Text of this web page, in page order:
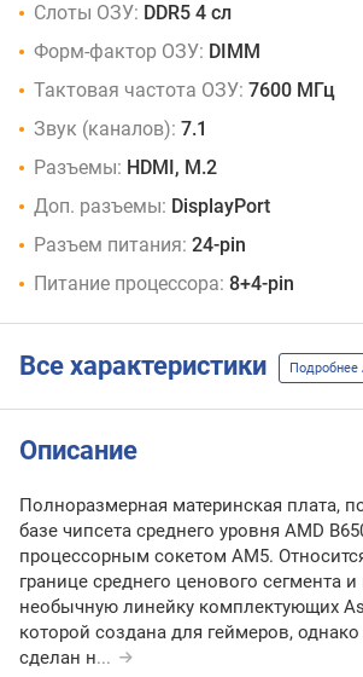
Слоты ОЗУ: DDR5 4 сл
Форм-фактор ОЗУ: DIMM
Тактовая частота ОЗУ: 7600 МГц
Звук (каналов): 7.1
Разъемы: HDMI, M.2
Доп. разъемы: DisplayPort
Разъем питания: 24-pin
Питание процессора: 8+4-pin
Все характеристики Подробнее
Описание
Полноразмерная материнская плата,
базе чипсета среднего уровня AMD
процессорным сокетом AM5.
границе среднего ценового сегмента и
необычную линейку комплектующих
которой создана для геймеров,
сделан н...